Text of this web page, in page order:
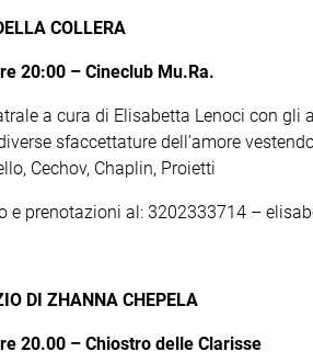
COLLERA
20:00 – Cineclub Mu.Ra.
a cura di Elisabetta Lenoci con gli
sfaccettature dell’amore
Cechov, Chaplin, Proietti
e prenotazioni al: 3202333714 –
DI ZHANNA CHEPELA
20.00 – Chiostro delle Clarisse